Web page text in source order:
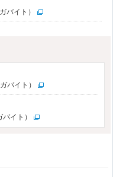
バイト）
バイト）
イト）